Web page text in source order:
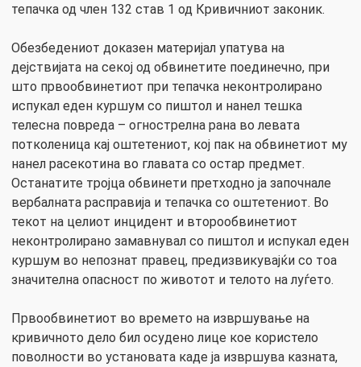
тепачка од член 132 став 1 од Кривичниот законик.
Обезбедениот доказен материјал упатува на
дејствијата на секој од обвинетите поединечно, при
што првообвинетиот при тепачка неконтролирано
испукал еден куршум со пиштол и нанел тешка
телесна повреда – огнострелна рана во левата
потколеница кај оштетениот, кој пак на обвинетиот му
нанел расекотина во главата со остар предмет.
Останатите тројца обвинети претходно ја започнале
вербалната расправија и тепачка со оштетениот. Во
текот на целиот инцидент и второобвинетиот
неконтролирано замавнувал со пиштол и испукал еден
куршум во непознат правец, предизвикувајќи со тоа
значителна опасност по животот и телото на луѓето.
Првообвинетиот во времето на извршување на
кривичното дело бил осудено лице кое користело
поволности во установата каде ја извршува казната,